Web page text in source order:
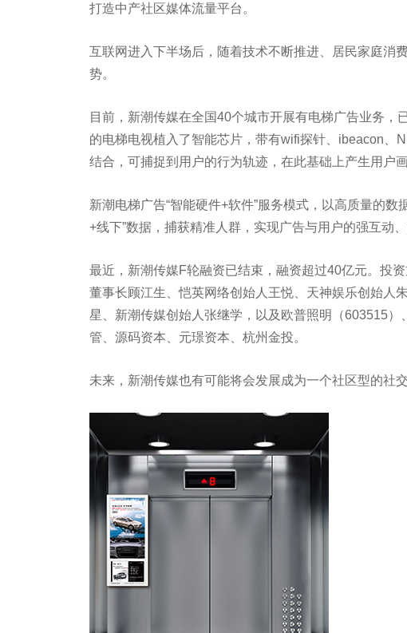
打造中产社区媒体流量平台。
互联网进入下半场后，随着技术不断推进、居民家庭消
势。
目前，新潮传媒在全国40个城市开展有电梯广告业务，
的电梯电视植入了智能芯片，带有wifi探针、ibeacon、
结合，可捕捉到用户的行为轨迹，在此基础上产生用户
新潮电梯广告“智能硬件+软件”服务模式，以高质量的
+线下”数据，捕获精准人群，实现广告与用户的强互动、
最近，新潮传媒F轮融资已结束，融资超过40亿元。投
董事长顾江生、恺英网络创始人王悦、天神娱乐创始人
星、新潮传媒创始人张继学，以及欧普照明（603515
管、源码资本、元璟资本、杭州金投。
未来，新潮传媒也有可能将会发展成为一个社区型的社